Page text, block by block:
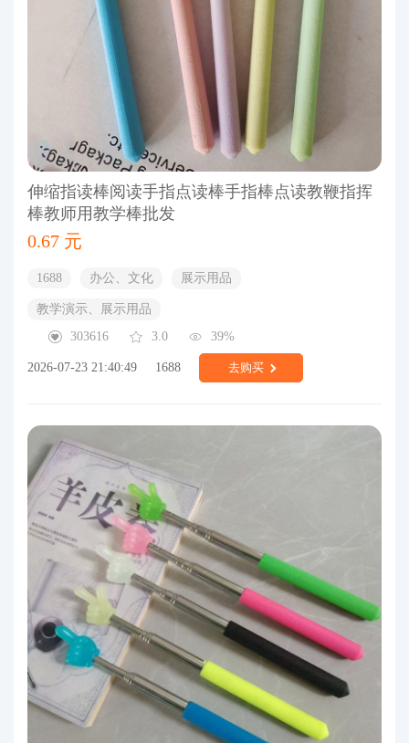
伸缩指读棒阅读手指点读棒手指棒点读教鞭指挥
棒教师用教学棒批发
0.67 元
1688 办公、文化 展示用品
教学演示、展示用品
303616
3.0 39%
2026-07-23 21:40:49 1688 去购买